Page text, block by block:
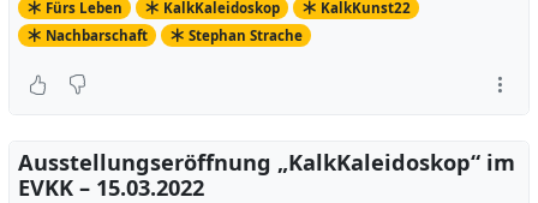
Fürs Leben
KalkKaleidoskop
KalkKunst22
Nachbarschaft
Stephan Strache
Ausstellungseröffnung „KalkKaleidoskop“ im
EVKK – 15.03.2022